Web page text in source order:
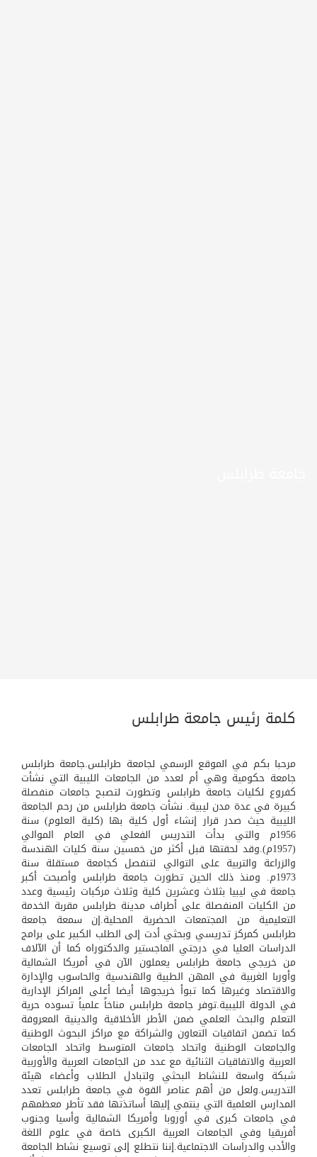
كلمة رئيس جامعة طرابلس
مرحبا بكم في الموقع الرسمي لجامعة طرابلس.جامعة طرابلس
جامعة حكومية وهي أم لعدد من الجامعات الليبية التي نشأت
كفروع لكليات جامعة طرابلس وتطورت لتصبح جامعات منفصلة
كبيرة في عدة مدن ليبية. نشأت جامعة طرابلس من رحم الجامعة
الليبية حيث صدر قرار إنشاء أول كلية بها (كلية العلوم) سنة
1956م والتي بدأت التدريس الفعلي في العام الموالي
(1957م).وقد لحقتها قبل أكثر من خمسين سنة كليات الهندسة
والزراعة والتربية على التوالي لتنفصل كجامعة مستقلة سنة
1973م. ومنذ ذلك الحين تطورت جامعة طرابلس وأصبحت أكبر
جامعة في ليبيا بثلاث وعشرين كلية وثلاث مركبات رئيسية وعدد
من الكليات المنفصلة على أطراف مدينة طرابلس مقربة الخدمة
التعليمية من المجتمعات الحضرية المحلية.إن سمعة جامعة
طرابلس كمركز تدريسي وبحثي أدت إلى الطلب الكبير على برامج
الدراسات العليا في درجتي الماجستير والدكتوراه كما أن الآلاف
من خريجي جامعة طرابلس يعملون الآن في أمريكا الشمالية
وأوربا الغربية في المهن الطبية والهندسية والحاسوب والإدارة
والاقتصاد وغيرها كما تبوأ خريجوها أيضا أعلى المراكز الإدارية
في الدولة الليبية.توفر جامعة طرابلس مناخاً علمياً تسوده حرية
التعلم والبحث العلمي ضمن الأطر الأخلاقية والدينية المعروفة
كما تضمن اتفاقيات التعاون والشراكة مع مراكز البحوث الوطنية
والجامعات الوطنية واتحاد جامعات المتوسط واتحاد الجامعات
العربية والاتفاقيات الثنائية مع عدد من الجامعات العربية والأوربية
شبكة واسعة للنشاط البحثي ولتبادل الطلاب وأعضاء هيئة
التدريس.ولعل من أهم عناصر القوة في جامعة طرابلس تعدد
المدارس العلمية التي ينتمي إليها أساتذتها فقد تأطر معظمهم
في جامعات كبرى في أوروبا وأمريكا الشمالية وأسيا وجنوب
أفريقيا وفي الجامعات العربية الكبرى خاصة في علوم اللغة
والأدب والدراسات الاجتماعية.إننا نتطلع إلى توسيع نشاط الجامعة